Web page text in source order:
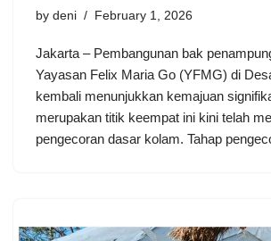
by deni February 1, 2026
Jakarta – Pembangunan bak
Yayasan Felix Maria Go (YFMG) di
kembali menunjukkan kemajuan
merupakan titik keempat ini kini telah
pengecoran dasar kolam. Tahap